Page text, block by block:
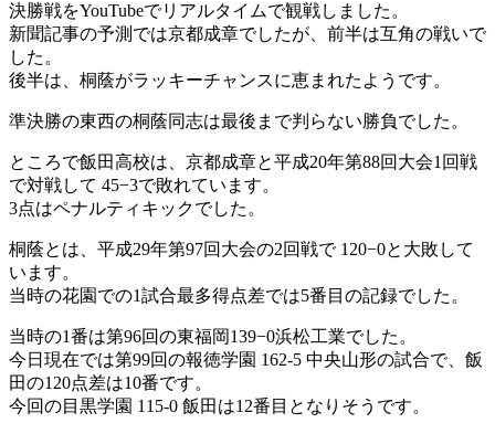
決勝戦をYouTubeでリアルタイムで観戦しました。
新聞記事の予測では京都成章でしたが、前半は互角の戦いで
した。
後半は、桐蔭がラッキーチャンスに恵まれたようです。
準決勝の東西の桐蔭同志は最後まで判らない勝負でした。
ところで飯田高校は、京都成章と平成20年第88回大会1回戦
で対戦して 45−3で敗れています。
3点はペナルティキックでした。
桐蔭とは、平成29年第97回大会の2回戦で 120−0と大敗して
います。
当時の花園での1試合最多得点差では5番目の記録でした。
当時の1番は第96回の東福岡139−0浜松工業でした。
今日現在では第99回の報徳学園 162-5 中央山形の試合で、飯
田の120点差は10番です。
今回の目黒学園 115-0 飯田は12番目となりそうです。